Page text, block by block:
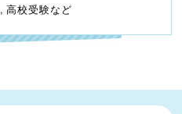
高校受験など